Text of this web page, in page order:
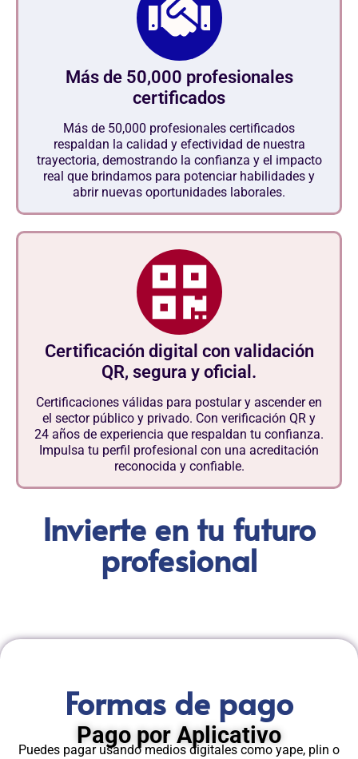
Más de 50,000 profesionales
certificados
Más de 50,000 profesionales certificados
respaldan la calidad y efectividad de nuestra
trayectoria, demostrando la confianza y el impacto
real que brindamos para potenciar habilidades y
abrir nuevas oportunidades laborales.
Certificación digital con validación
QR, segura y oficial.
Certificaciones válidas para postular y ascender en
el sector público y privado. Con verificación QR y
24 años de experiencia que respaldan tu confianza.
Impulsa tu perfil profesional con una acreditación
reconocida y confiable.
Invierte en tu futuro
profesional
Formas de pago
Pago por Aplicativo
Puedes pagar usando medios digitales como yape, plin o